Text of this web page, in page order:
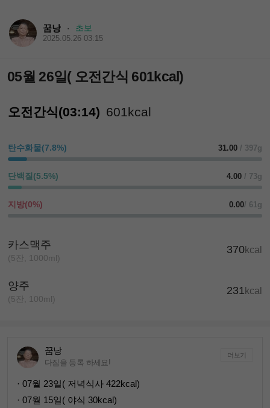
꿈낭 · 초보
2025.05.26 03:15
05월 26일( 오전간식 601kcal)
오전간식(03:14) 601kcal
탄수화물(7.8%) 31.00 / 397g
단백질(5.5%) 4.00 / 73g
지방(0%) 0.00/ 61g
카스맥주
(5잔, 1000ml)
370kcal
양주
(5잔, 100ml)
231 kcal
꿈낭
다짐을 등록 하세요!
더보기
· 07월 23일( 저녁식사 422kcal)
· 07월 15일( 야식 30kcal)